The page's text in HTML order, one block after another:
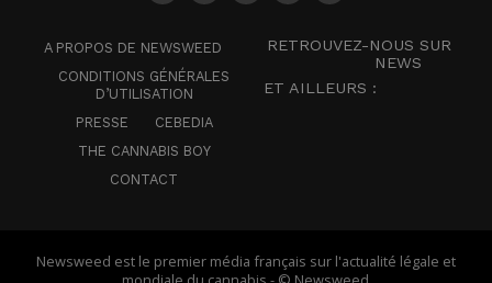
A PROPOS DE NEWSWEED
CONDITIONS GÉNÉRALES
D’UTILISATION
PRESSE
CEBEDIA
THE CANNABIS BOY
CONTACT
RETROUVEZ-NOUS SUR
NEWS
ET AILLEURS :
Newsweed est le premier média français sur l'actualité légale et